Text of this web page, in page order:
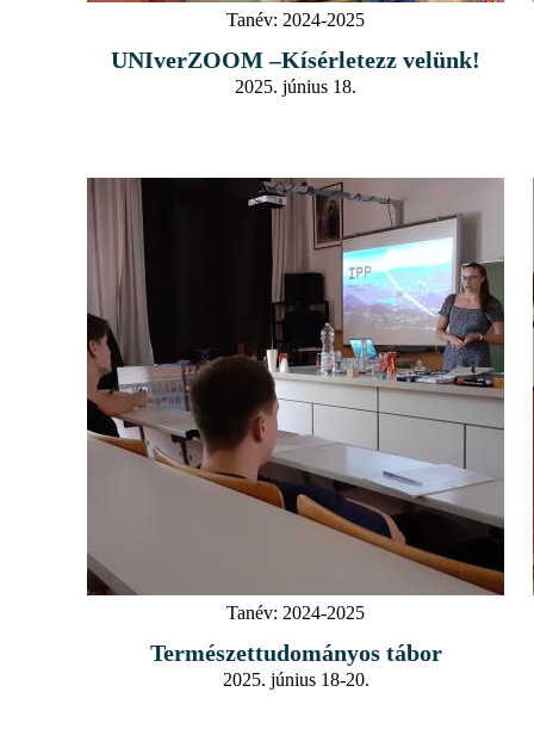
Tanév: 2024-2025
UNIverZOOM –Kísérletezz velünk!
2025. június 18.
Tanév: 2024-2025
Természettudományos tábor
2025. június 18-20.